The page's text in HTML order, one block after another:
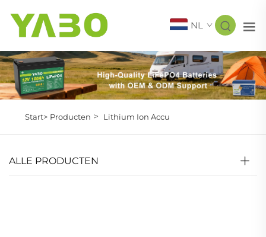
NL
Start> Producten > Lithium Ion Accu
ALLE PRODUCTEN